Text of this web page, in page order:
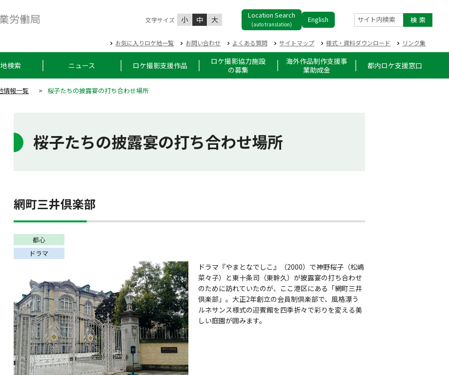
文字サイズ 小 中 大 Location Search
(auto translation)
English サイト内検索
お気に入りロケ地一覧 お問い合わせ よくある質問 サイトマップ 様式・資料ダウンロード リンク集
検索 ニュース ロケ撮影支援作品
ロケ撮影協力施設
の募集
海外作品制作支援事
業助成金
都内ロケ支援窓口
情報一覧 > 桜子たちの披露宴の打ち合わせ場所
桜子たちの披露宴の打ち合わせ場所
網町三井倶楽部
都心
ドラマ
ドラマ『やまとなでしこ』（2000）で神野桜子（松嶋
菜々子）と東十条司（東幹久）が披露宴の打ち合わせ
のために訪れていたのが、ここ港区にある「網町三井
倶楽部」。大正2年創立の会員制倶楽部で、風格漂う
ルネサンス様式の迎賓館を四季折々で彩りを変える美
しい庭園が囲みます。